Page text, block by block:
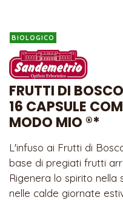
BIOLOGICO
FRUTTI DI BOSCO
16 CAPSULE
MODO MIO ®*
L'infuso ai Frutti di
base di pregiati frutti
Rigenera lo spirito
nelle calde giornate